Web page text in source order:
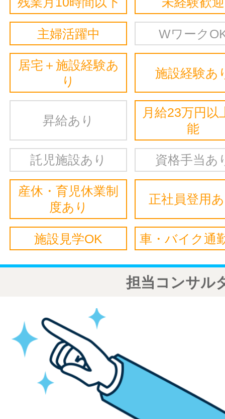
主婦活躍中 Wワーク
居宅＋施設経験あ
り
施設経験あ
昇給あり
月給23万円以
能
託児施設あり 資格手当あ
産休・育児休業制
度あり
正社員登用
施設見学OK 車・バイク通
担当コンサル